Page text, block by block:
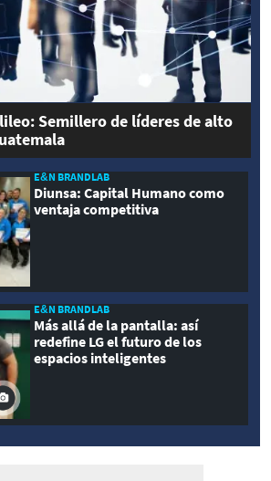
Semillero de líderes de alto
E&N BRANDLAB
Diunsa: Capital Humano como
ventaja competitiva
E&N BRANDLAB
Más allá de la pantalla: así
redefine LG el futuro de los
espacios inteligentes